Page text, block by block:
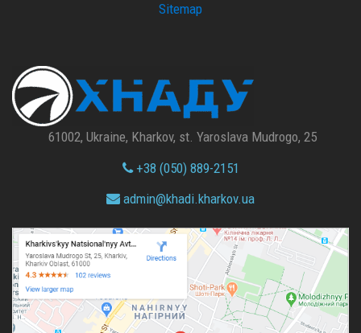
Sitemap
61002, Ukraine, Kharkov, st. Yaroslava Mudrogo, 25
+38 (050) 889-2151
admin@khadi.kharkov.ua